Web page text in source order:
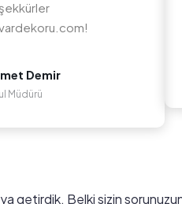
Demir
Müdürü
getirdik. Belki sizin